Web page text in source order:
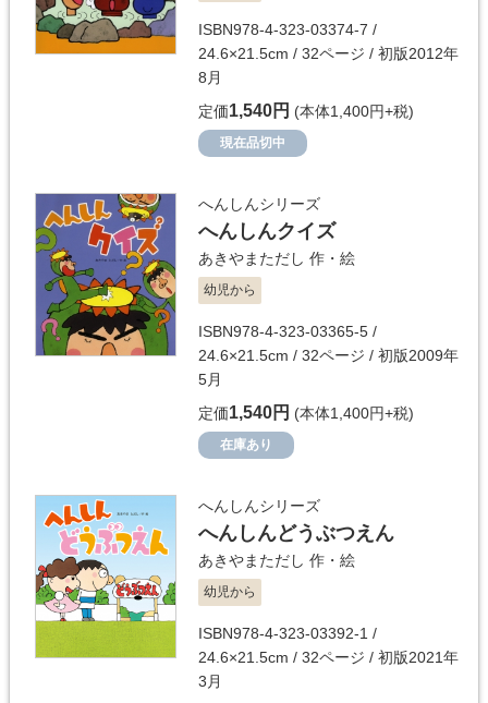
ISBN978-4-323-03374-7 /
24.6×21.5cm / 32ページ / 初版2012年
8月
定価1,540円 (本体1,400円+税)
現在品切中
へんしんシリーズ
へんしんクイズ
あきやまただし 作・絵
幼児から
ISBN978-4-323-03365-5 /
24.6×21.5cm / 32ページ / 初版2009年
5月
定価1,540円 (本体1,400円+税)
在庫あり
へんしんシリーズ
へんしんどうぶつえん
あきやまただし 作・絵
幼児から
ISBN978-4-323-03392-1 /
24.6×21.5cm / 32ページ / 初版2021年
3月